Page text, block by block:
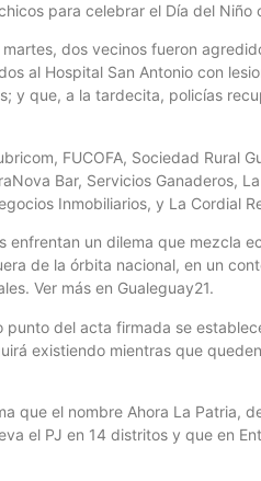
para celebrar el Día del Niño
dos vecinos fueron
al Hospital San Antonio con
y que, a la tardecita, policías
FUCOFA, Sociedad Rural
Bar, Servicios Ganaderos,
Inmobiliarios, y La Cordial
enfrentan un dilema que mezcla
de la órbita nacional, en un
Ver más en Gualeguay21.
punto del acta firmada se
existiendo mientras que
que el nombre Ahora La Patria,
el PJ en 14 distritos y que en